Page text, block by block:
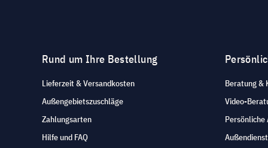
Rund um Ihre Bestellung
Lieferzeit & Versandkosten
Außengebietszuschläge
Zahlungsarten
Hilfe und FAQ
Beratung &
Video-